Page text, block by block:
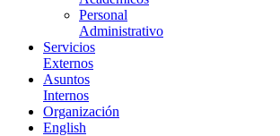
Personal
Administrativo
Servicios
Externos
Asuntos
Internos
Organización
English